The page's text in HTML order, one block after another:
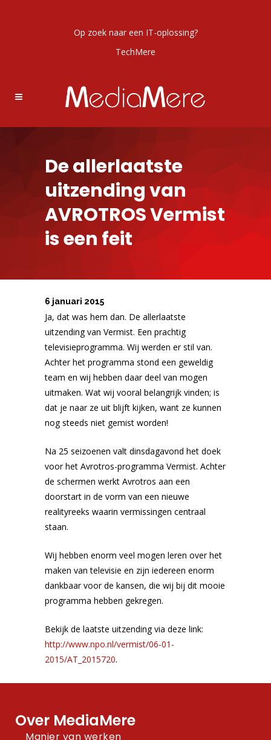
Op zoek naar een IT-oplossing?
TechMere
De allerlaatste
uitzending van
AVROTROS Vermist
is een feit
6 januari 2015
Ja, dat was hem dan. De allerlaatste
uitzending van Vermist. Een prachtig
televisieprogramma. Wij werden er stil van.
Achter het programma stond een geweldig
team en wij hebben daar deel van mogen
uitmaken. Wat wij vooral belangrijk vinden; is
dat je naar ze uit blijft kijken, want ze kunnen
nog steeds niet gemist worden!
Na 25 seizoenen valt dinsdagavond het doek
voor het Avrotros-programma Vermist. Achter
de schermen werkt Avrotros aan een
doorstart in de vorm van een nieuwe
realityreeks waarin vermissingen centraal
staan.
Wij hebben enorm veel mogen leren over het
maken van televisie en zijn iedereen enorm
dankbaar voor de kansen, die wij bij dit mooie
programma hebben gekregen.
Bekijk de laatste uitzending via deze link:
http://www.npo.nl/vermist/06-01-
2015/AT_2015720.
Over MediaMere
Manier van werken